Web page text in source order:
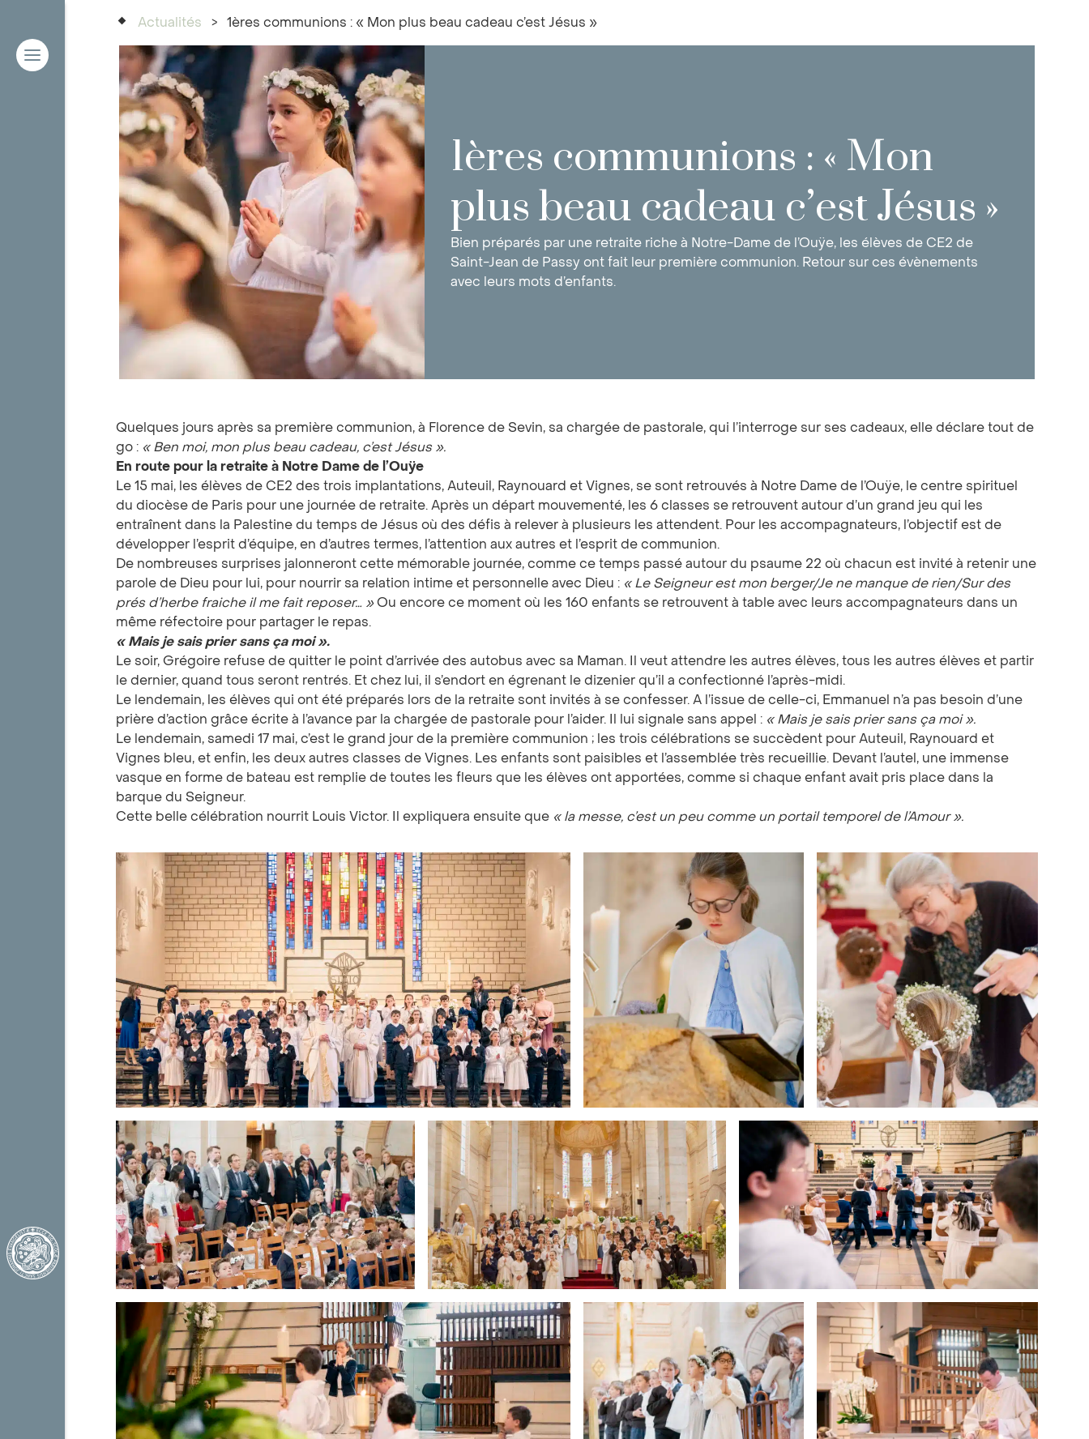
Actualités > 1ères communions : « Mon plus beau cadeau c’est Jésus »
1ères communions : « Mon
plus beau cadeau c’est Jésus »
Bien préparés par une retraite riche à Notre-Dame de l’Ouÿe, les élèves de CE2 de
Saint-Jean de Passy ont fait leur première communion. Retour sur ces évènements
avec leurs mots d’enfants.
Quelques jours après sa première communion, à Florence de Sevin, sa chargée de pastorale, qui l’interroge sur ses cadeaux, elle déclare tout de
go : «Ben moi, mon plus beau cadeau, c’est Jésus ».
En route pour la retraite à Notre Dame de l’Ouÿe
Le 15 mai, les élèves de CE2 des trois implantations, Auteuil, Raynouard et Vignes, se sont retrouvés à Notre Dame de l’Ouÿe, le centre spirituel
du diocèse de Paris pour une journée de retraite. Après un départ mouvementé, les 6 classes se retrouvent autour d’un grand jeu qui les
entraînent dans la Palestine du temps de Jésus où des défis à relever à plusieurs les attendent. Pour les accompagnateurs, l’objectif est de
développer l’esprit d’équipe, en d’autres termes, l’attention aux autres et l’esprit de communion.
De nombreuses surprises jalonneront cette mémorable journée, comme ce temps passé autour du psaume 22 où chacun est invité à retenir une
parole de Dieu pour lui, pour nourrir sa relation intime et personnelle avec Dieu : « Le Seigneur est mon berger/Je ne manque de rien/Sur des
prés d’herbe fraiche il me fait reposer… »Ou encore ce moment où les 160 enfants se retrouvent à table avec leurs accompagnateurs dans un
même réfectoire pour partager le repas.
« Mais je sais prier sans ça moi ».
Le soir, Grégoire refuse de quitter le point d’arrivée des autobus avec sa Maman. Il veut attendre les autres élèves, tous les autres élèves et partir
le dernier, quand tous seront rentrés. Et chez lui, il s’endort en égrenant le dizenier qu’il a confectionné l’après-midi.
Le lendemain, les élèves qui ont été préparés lors de la retraite sont invités à se confesser. A l’issue de celle-ci, Emmanuel n’a pas besoin d’une
prière d’action grâce écrite à l’avance par la chargée de pastorale pour l’aider. Il lui signale sans appel : « Mais je sais prier sans ça moi ».
Le lendemain, samedi 17 mai, c’est le grand jour de la première communion ; les trois célébrations se succèdent pour Auteuil, Raynouard et
Vignes bleu, et enfin, les deux autres classes de Vignes. Les enfants sont paisibles et l’assemblée très recueillie. Devant l’autel, une immense
vasque en forme de bateau est remplie de toutes les fleurs que les élèves ont apportées, comme si chaque enfant avait pris place dans la
barque du Seigneur.
Cette belle célébration nourrit Louis Victor. Il expliquera ensuite que «la messe, c’est un peu comme un portail temporel de l’Amour ».